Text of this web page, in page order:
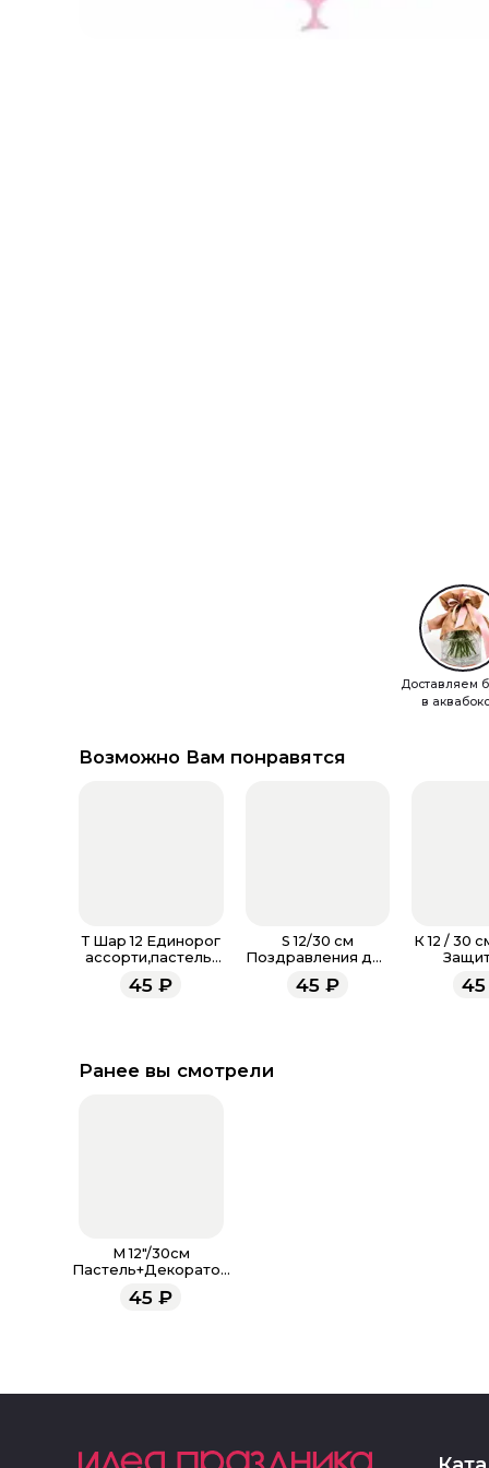
Доставляем
в
Возможно Вам понравятся
Т Шар 12 Единорог
ассорти,пастель-
45 ₽
S 12/30 см
Поздравления для
Пастель
45₽
К 12 / 30
45
Ранее вы смотрели
M 12"/30см
Пастель+Декоратор
(шелк) ассорти рис К
рождению девочки
45 ₽